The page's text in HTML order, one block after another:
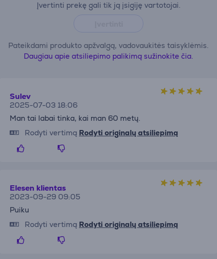
Įvertinti prekę gali tik ją įsigiję vartotojai.
Pateikdami produkto apžvalgą, vadovaukitės taisyklėmis.
Daugiau apie atsiliepimo palikimą sužinokite čia.
Sulev
2025-07-03 18:06
Man tai labai tinka, kai man 60 metų.
Rodyti vertimą Rodyti originalų atsiliepimą
Elesen klientas
2023-09-29 09:05
Puiku
Rodyti vertimą Rodyti originalų atsiliepimą